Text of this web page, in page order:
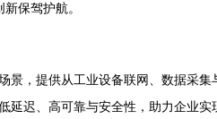
保驾护航。
，提供从工业设备联网、数据采
迟、高可靠与安全性，助力企业